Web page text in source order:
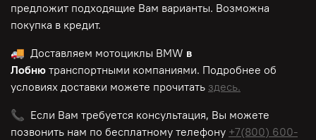
предложит подходящие Вам варианты. Возможна
покупка в кредит.
🚚 Доставляем мотоциклы BMW в
Лобню транспортными компаниями. Подробнее об
условиях доставки можете прочитать здесь.
📞 Если Вам требуется консультация, Вы можете
позвонить нам по бесплатному телефону +7(800) 600-